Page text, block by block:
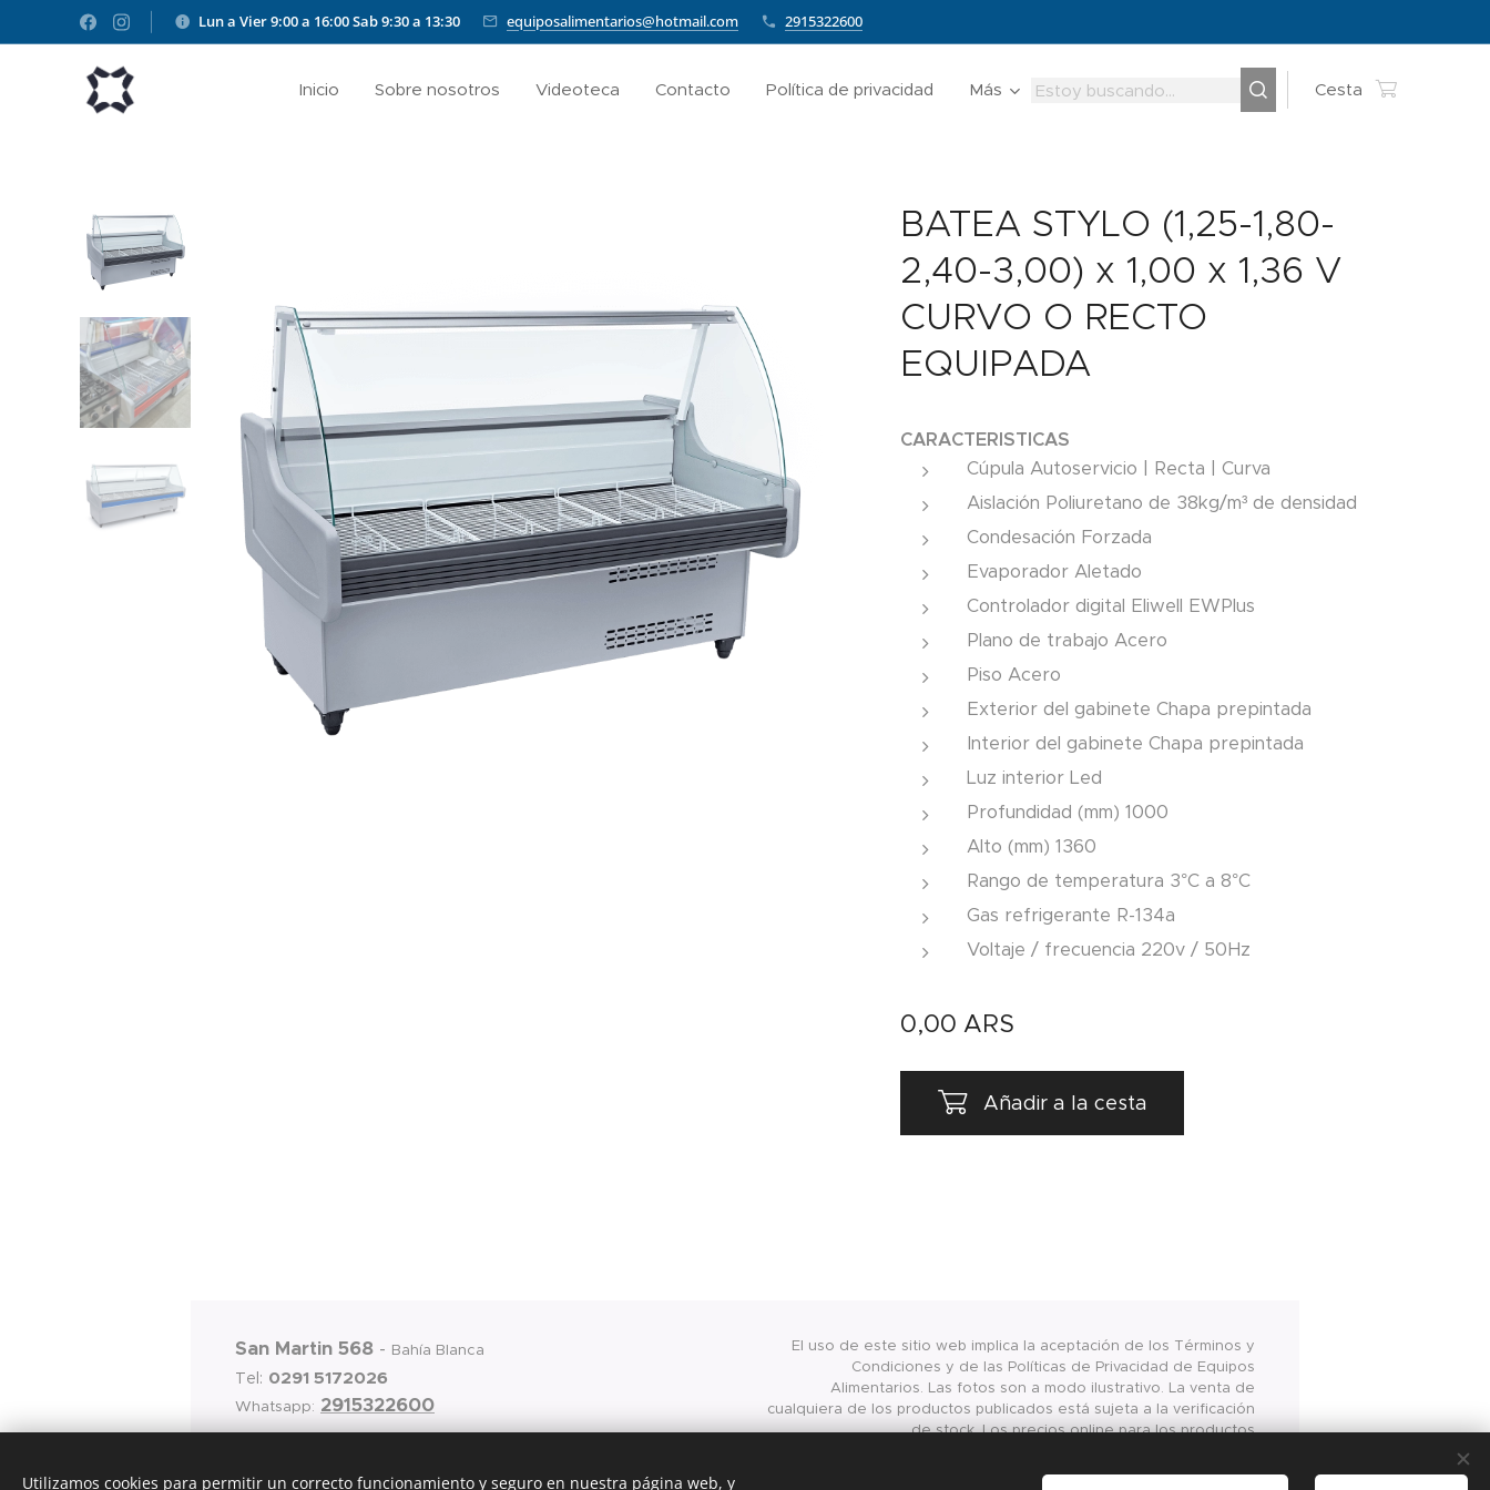
Lun a Vier 9:00 a 16:00Sab 9:30 a 13:30 equiposalimentarios@hotmail.com 2915322600
Inicio Sobre nosotros Videoteca Contacto Política de privacidad Más Cesta
BATEA STYLO (1,25-1,80-
2,40-3,00) x 1,00 x 1,36 V
CURVO O RECTO
EQUIPADA
CARACTERISTICAS
Cúpula Autoservicio | Recta | Curva
Aislación Poliuretano de 38kg/m³ de densidad
Condesación Forzada
Evaporador Aletado
Controlador digital Eliwell EWPlus
Plano de trabajo Acero
Piso Acero
Exterior del gabinete Chapa prepintada
Interior del gabinete Chapa prepintada
Luz interior Led
Profundidad (mm) 1000
Alto (mm) 1360
Rango de temperatura 3°C a 8°C
Gas refrigerante R-134a
Voltaje / frecuencia 220v / 50Hz
0,00 ARS
Añadir a la cesta
San Martin 568 - Bahía Blanca
Tel: 0291 5172026
Whatsapp: 2915322600
El uso de este sitio web implica la aceptación de los Términos y
Condiciones y de las Políticas de Privacidad de Equipos
Alimentarios. Las fotos son a modo ilustrativo. La venta de
cualquiera de los productos publicados está sujeta a la verificación
de stock. Los precios online para los productos
válidos exclusivamente para la compra vía internet en las página
Utilizamos cookies para permitir un correcto funcionamiento y seguro en nuestra página web, y